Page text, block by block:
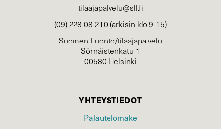
tilaajapalvelu@sll.fi
(09) 228 08 210 (arkisin klo 9-15)
Suomen Luonto/tilaajapalvelu
Sörnäistenkatu 1
00580 Helsinki
YHTEYSTIEDOT
Palautelomake